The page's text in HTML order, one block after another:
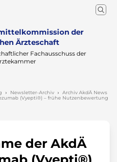
der
Ärzteschaft
Fachausschuss der
Newsletter-Archiv
Archiv AkdÄ News
(Vyepti®) – frühe Nutzenbewertung
der AkdÄ